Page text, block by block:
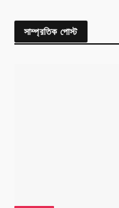
সাম্প্রতিক পোস্ট